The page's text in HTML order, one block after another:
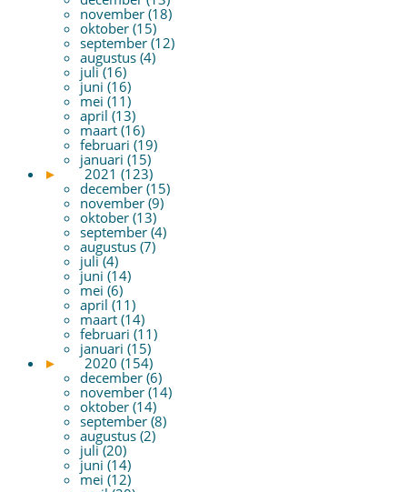
november (18)
oktober (15)
september (12)
augustus (4)
juli (16)
juni (16)
mei (11)
april (13)
maart (16)
februari (19)
januari (15)
►
2021 (123)
december (15)
november (9)
oktober (13)
september (4)
augustus (7)
juli (4)
juni (14)
mei (6)
april (11)
maart (14)
februari (11)
januari (15)
►
2020 (154)
december (6)
november (14)
oktober (14)
september (8)
augustus (2)
juli (20)
juni (14)
mei (12)